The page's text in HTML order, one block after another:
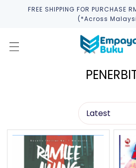
FREE SHIPPING FOR PURCHASE
(*across